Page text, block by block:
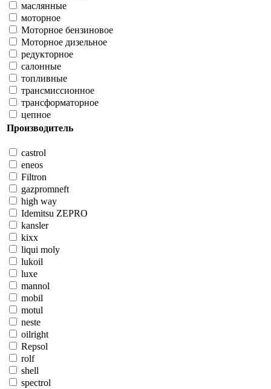
маслянные
моторное
Моторное бензиновое
Моторное дизельное
редукторное
салонные
топливные
трансмиссионное
трансформаторное
цепное
Производитель
castrol
eneos
Filtron
gazpromneft
high way
Idemitsu ZEPRO
kansler
kixx
liqui moly
lukoil
luxe
mannol
mobil
motul
neste
oilright
Repsol
rolf
shell
spectrol